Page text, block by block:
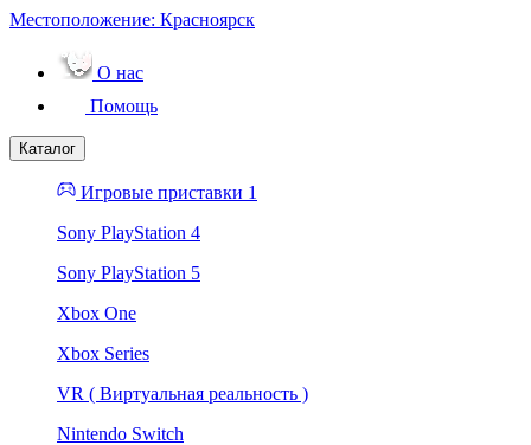
Местоположение: Красноярск
О нас
Помощь
Каталог
Игровые приставки 1
Sony PlayStation 4
Sony PlayStation 5
Xbox One
Xbox Series
VR ( Виртуальная реальность )
Nintendo Switch